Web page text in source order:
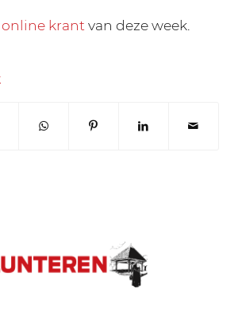
online krant van deze week.